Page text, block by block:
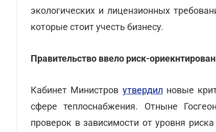
экологических и лицензионных
которые стоит учесть бизнесу.
Правительство ввело риск-
Кабинет Министров утвердил новые
сфере теплоснабжения. Отныне
проверок в зависимости от уровня